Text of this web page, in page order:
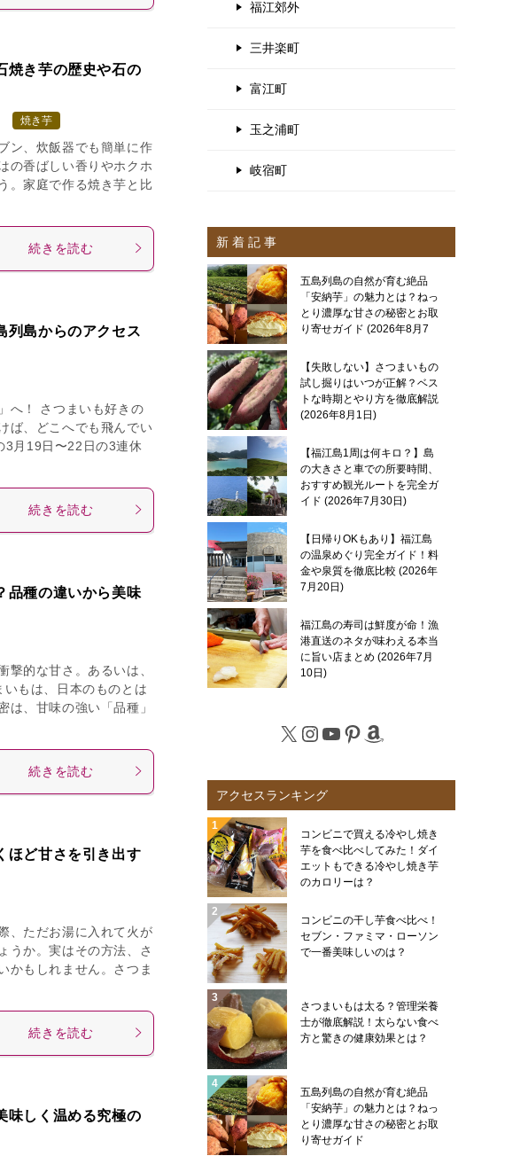
焼き芋の歴史や石の
焼き芋
ン、炊飯器でも簡単に作
の香ばしい香りやホクホ
。家庭で作る焼き芋と比
続きを読む
列島からのアクセス
へ！ さつまいも好きの
ば、どこへでも飛んでい
3月19日〜22日の3連休
続きを読む
品種の違いから美味
撃的な甘さ。あるいは、
もは、日本のものとは
、甘味の強い「品種」
続きを読む
ほど甘さを引き出す
、ただお湯に入れて火が
うか。実はその方法、さ
かもしれません。さつま
続きを読む
味しく温める究極の
福江郊外
三井楽町
富江町
玉之浦町
岐宿町
新 着 記 事
五島列島の自然が育む絶品
「安納芋」の魅力とは？ねっ
とり濃厚な甘さの秘密とお取
り寄せガイド 2026年8月7
【失敗しない】さつまいもの
試し掘りはいつが正解？ベス
トな時期とやり方を徹底解説
2026年8月1日
【福江島1周は何キロ？】島
の大きさと車での所要時間、
おすすめ観光ルートを完全ガ
イド 2026年7月30日
【日帰りOKもあり】福江島
の温泉めぐり完全ガイド！料
金や泉質を徹底比較 2026年
7月20日
福江島の寿司は鮮度が命！漁
港直送のネタが味わえる本当
に旨い店まとめ 2026年7月
10日
X Instagram
YouTube
Pinterest
Amazon
アクセスランキング
コンビニで買える冷やし焼き
芋を食べ比べしてみた！ダイ
エットもできる冷やし焼き芋
のカロリーは？
コンビニの干し芋食べ比べ！
セブン・ファミマ・ローソン
で一番美味しいのは？
さつまいもは太る？管理栄養
士が徹底解説！太らない食べ
方と驚きの健康効果とは？
五島列島の自然が育む絶品
「安納芋」の魅力とは？ねっ
とり濃厚な甘さの秘密とお取
り寄せガイド